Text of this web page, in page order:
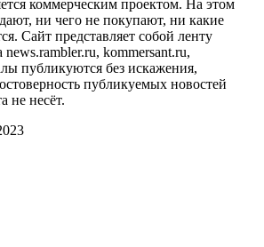
коммерческим проектом. На этом
ни чего не покупают, ни какие
Сайт представляет собой ленту
news.rambler.ru, kommersant.ru,
публикуются без искажения,
публикуемых новостей
не несёт.